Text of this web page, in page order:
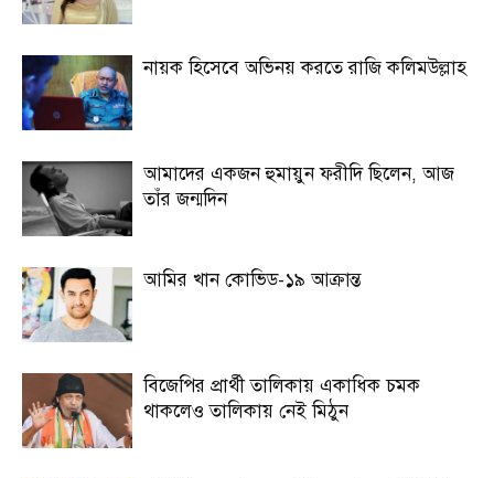
নায়ক হিসেবে অভিনয় করতে রাজি কলিমউল্লাহ
আমাদের একজন হুমায়ুন ফরীদি ছিলেন, আজ
তাঁর জন্মদিন
আমির খান কোভিড-১৯ আক্রান্ত
বিজেপির প্রার্থী তালিকায় একাধিক চমক
থাকলেও তালিকায় নেই মিঠুন